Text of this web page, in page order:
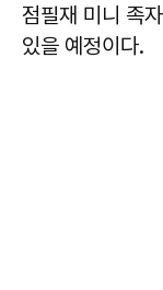
점필재 미니 족
있을 예정이다.